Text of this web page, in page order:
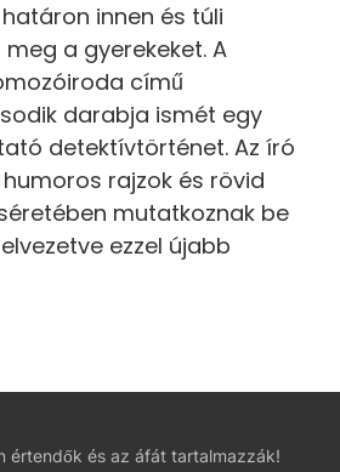
innen és túli
a gyerekeket. A
című
darabja ismét egy
detektívtörténet. Az író
rajzok és rövid
mutatkoznak be
ezzel újabb
értendők és az áfát tartalmazzák!